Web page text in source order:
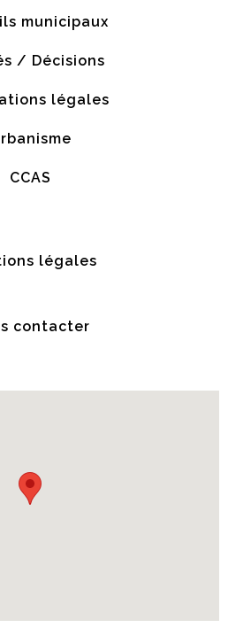
municipaux
/ Décisions
légales
CCAS
légales
contacter